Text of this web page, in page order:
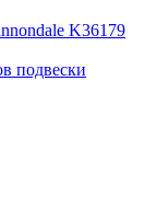
K36179
подвески